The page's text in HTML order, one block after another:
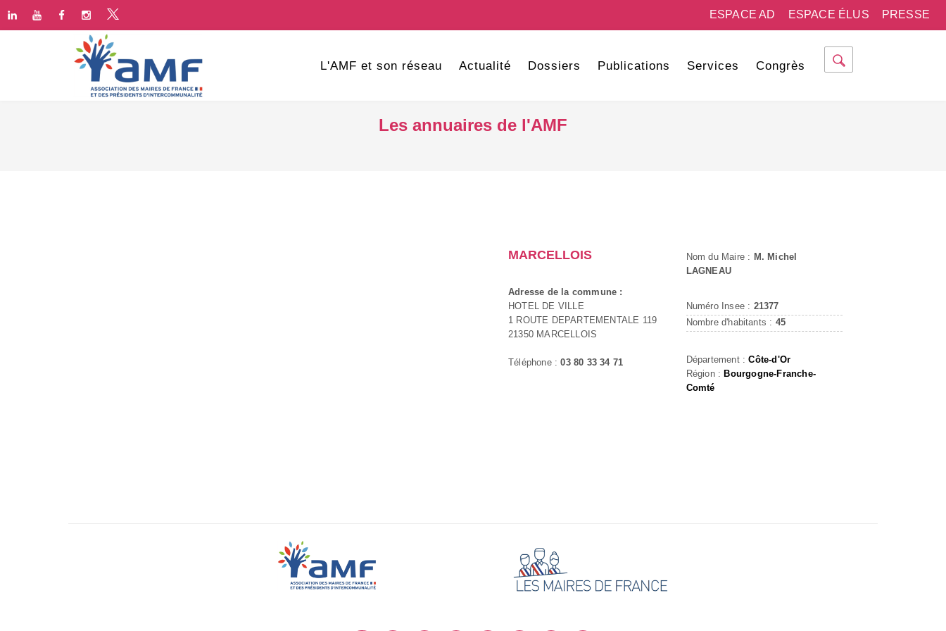
PRESSE
ESPACE ÉLUS
ESPACE AD
L'AMF et son réseau Actualité Dossiers Publications Services Congrès
Les annuaires de l'AMF
MARCELLOIS
Adresse de la commune :
HOTEL DE VILLE
1 ROUTE DEPARTEMENTALE 119
21350 MARCELLOIS
Téléphone :03 80 33 34 71
Nom du Maire : M. Michel
LAGNEAU
Numéro Insee : 21377
Nombre d'habitants : 45
Département :Côte-d'Or
Région : Bourgogne-Franche-
Comté